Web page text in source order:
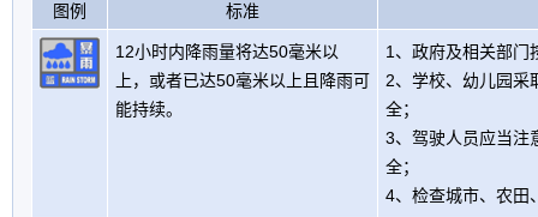
图例 标准
12小时内降雨量将达50毫米以
上，或者已达50毫米以上且降雨可
能持续。
1、政府及相关部门
2、学校、幼儿园采
全；
3、驾驶人员应当注
全；
4、检查城市、农田